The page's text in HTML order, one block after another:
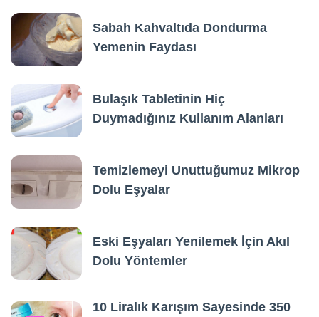
Sabah Kahvaltıda Dondurma
Yemenin Faydası
Bulaşık Tabletinin Hiç
Duymadığınız Kullanım Alanları
Temizlemeyi Unuttuğumuz Mikrop
Dolu Eşyalar
Eski Eşyaları Yenilemek İçin Akıl
Dolu Yöntemler
10 Liralık Karışım Sayesinde 350